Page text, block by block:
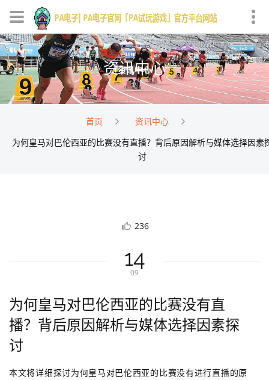
资讯中心
首页
资讯中心
为何皇马对巴伦西亚的比赛没有直播？背后原因解析与媒体选择因素
讨
236
14
09
为何皇马对巴伦西亚的比赛没有直
播？背后原因解析与媒体选择因素探
讨
本文将详细探讨为何皇马对巴伦西亚的比赛没有进行直播的原